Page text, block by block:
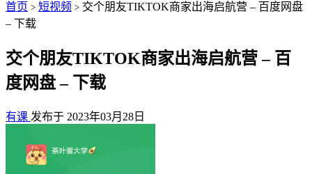
首页 > 短视频 > 交个朋友TIKTOK商家出海启航营 – 百度网盘
– 下载
交个朋友TIKTOK商家出海启航营 – 百
度网盘 – 下载
有课 发布于 2023年03月28日